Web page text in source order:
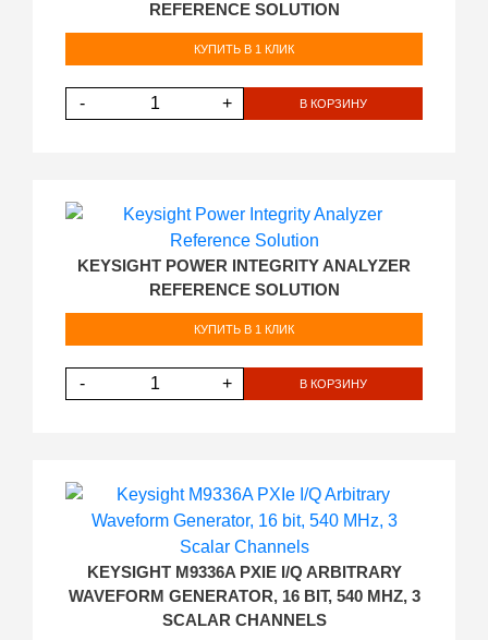
REFERENCE SOLUTION
КУПИТЬ В 1 КЛИК
- + В КОРЗИНУ
KEYSIGHT POWER INTEGRITY ANALYZER
REFERENCE SOLUTION
КУПИТЬ В 1 КЛИК
- + В КОРЗИНУ
KEYSIGHT M9336A PXIE I/Q ARBITRARY
WAVEFORM GENERATOR, 16 BIT, 540 MHZ, 3
SCALAR CHANNELS